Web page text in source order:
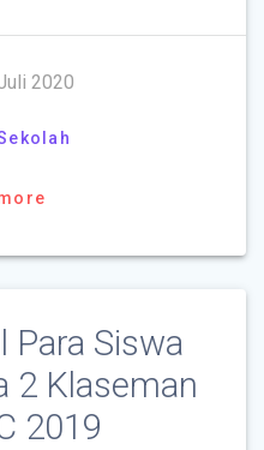
2020
Para Siswa
2 Klaseman
2019